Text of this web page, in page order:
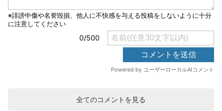
全てのコメントを見る